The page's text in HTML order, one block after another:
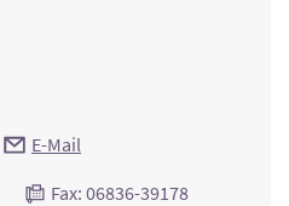
E-Mail
Fax: 06836-39178